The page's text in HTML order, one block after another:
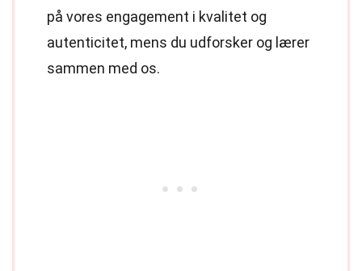
på vores engagement i kvalitet og
autenticitet, mens du udforsker og lærer
sammen med os.